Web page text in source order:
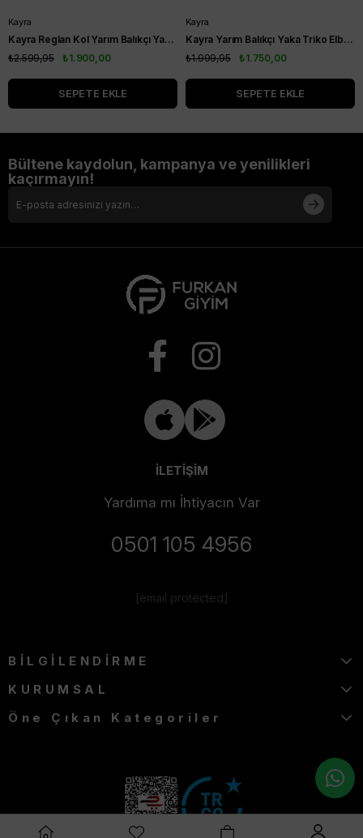
Kayra
Kayra Reglan Kol Yarım Balıkçı Yaka Triko Elbise Bej KA-A23-TRK08
₺1.900,00
₺2.599,95
SEPETE EKLE
Kayra
Kayra Yarım Balıkçı Yaka Triko Elbise Koyu Kahve KA-SZ-TRK04-22
₺1.750,00
₺1.999,95
SEPETE EKLE
Bültene kaydolun, kampanya ve yenilikleri
kaçırmayın!
İLETİŞİM
Yardıma mı İhtiyacın Var
0501 105 4956
[email protected]
BİLGİLENDİRME
KURUMSAL
Öne Çıkan Kategoriler